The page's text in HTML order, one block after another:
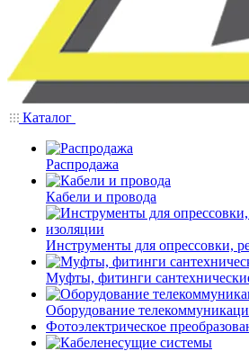
Каталог
Распродажа
Кабели и провода
Инструменты для опрессовки,
Муфты, фитинги
Оборудование
Фотоэлектрическое